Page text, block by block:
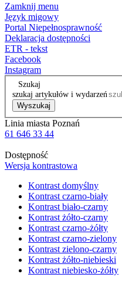
Zamknij menu
Język migowy
Portal Niepełnosprawność
Deklaracja dostępności
ETR - tekst
Facebook
Instagram
Szukaj
szukaj artykułów i wydarzeń
Wyszukaj
Linia miasta Poznań
61 646 33 44
Dostępność
Wersja kontrastowa
Kontrast domyślny
Kontrast czarno-biały
Kontrast biało-czarny
Kontrast żółto-czarny
Kontrast czarno-żółty
Kontrast czarno-zielony
Kontrast zielono-czarny
Kontrast żółto-niebieski
Kontrast niebiesko-żółty